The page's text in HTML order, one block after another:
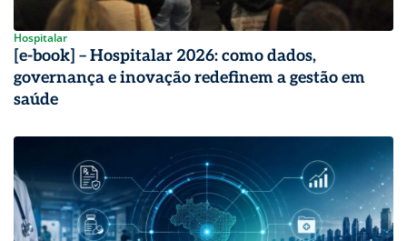
Hospitalar
[e-book] – Hospitalar 2026: como dados,
governança e inovação redefinem a gestão em
saúde